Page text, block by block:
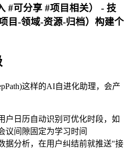
#可分享 #项目相关） - 技
目-领域-资源-归档）构建个
这样的AI自进化助理，会产
户日历自动识别可优化时段，如
议间隙固定为学习时间
据分析，在用户纠结前就推送"接